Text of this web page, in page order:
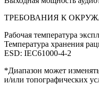
ТРЕБОВАНИЯ К
Рабочая температура
Температура хранения
ESD: IEC61000-4-2
*Диапазон может
и/или топографических